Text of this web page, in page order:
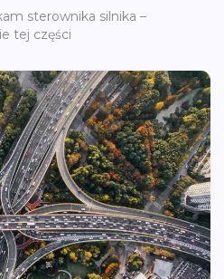
sterownika silnika –
tej części